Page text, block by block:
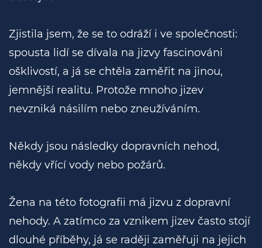
Zjistila jsem, že se to odráží i ve společnosti:
spousta lidí se dívala na jizvy fascinováni
ošklivostí, a já se chtěla zaměřit na jinou,
jemnější realitu. Protože mnoho jizev
nevzniká násilím nebo zneužíváním.
Někdy jsou následky dopravních nehod,
někdy vřící vody nebo požárů.
Žena na této fotografii má jizvu z dopravní
nehody. A zatímco za vznikem jizev často stojí
dlouhé příběhy, já se raději zaměřuji na jejich